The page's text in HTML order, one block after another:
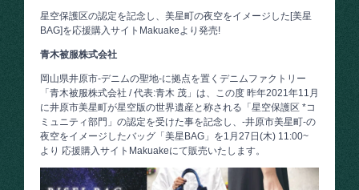
星空保護区の認定を記念し、美星町の夜空をイメージした[美星
BAG]を応援購入サイトMakuakeより発売!
青木被服株式会社
岡山県井原市-デニムの聖地-に拠点を置くデニムファクトリー
「青木被服株式会社 / 代表:青木 茂」は、この度 昨年2021年11月
に井原市美星町が星空版の世界遺産と称される「星空保護区 *コ
ミュニティ部門」の認定を受けた事を記念し、-井原市美星町-の
夜空をイメージしたバッグ「美星BAG」を1月27日(木) 11:00~
より 応援購入サイトMakuakeにて販売いたします。